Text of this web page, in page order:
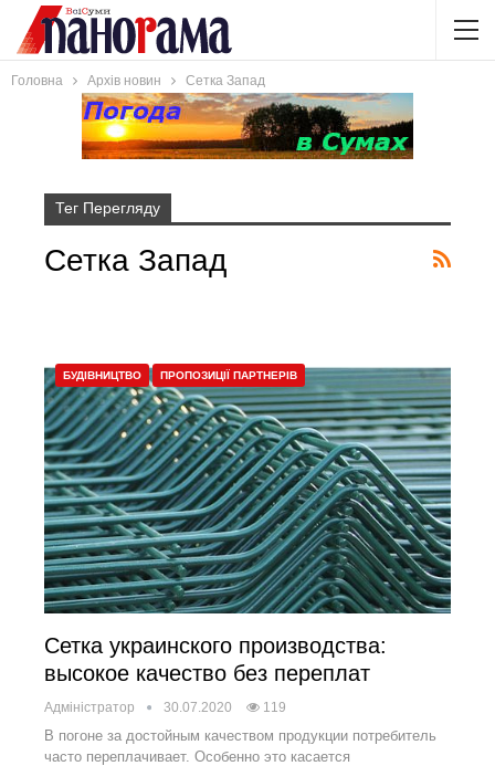
Головна Архів новин Сетка Запад
Тег Перегляду
Сетка Запад
БУДІВНИЦТВО ПРОПОЗИЦІЇ ПАРТНЕРІВ
Сетка украинского производства:
высокое качество без переплат
Адміністратор 30.07.2020 119
В погоне за достойным качеством продукции потребитель
часто переплачивает. Особенно это касается